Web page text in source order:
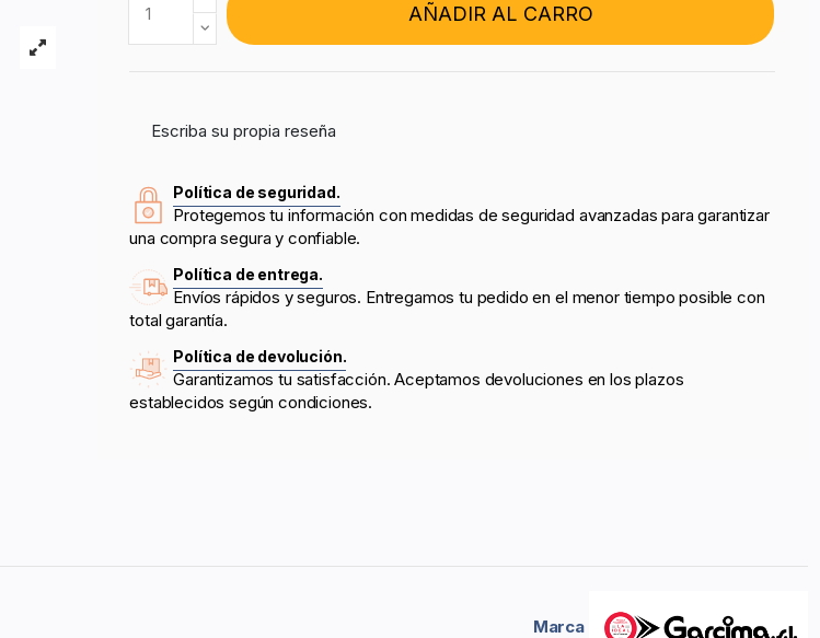
AÑADIR AL CARRO
Escriba su propia reseña
Política de seguridad.
Protegemos tu información con medidas de seguridad avanzadas para garantizar
una compra segura y confiable.
Política de entrega.
Envíos rápidos y seguros. Entregamos tu pedido en el menor tiempo posible con
total garantía.
Política de devolución.
Garantizamos tu satisfacción. Aceptamos devoluciones en los plazos
establecidos según condiciones.
Marca